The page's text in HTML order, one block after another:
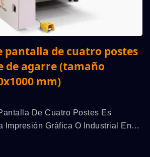
pantalla de cuatro postes
de agarre (tamaño
mm)
De Cuatro Postes Es
Impresión Gráfica O Industrial En
Pegatinas O Calcomanías...